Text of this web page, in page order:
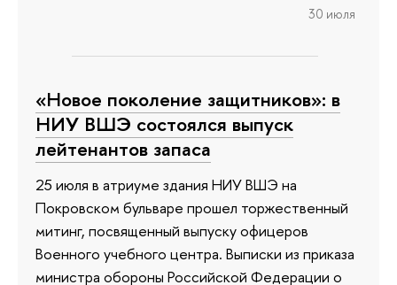
30 июля
«Новое поколение защитников»: в
НИУ ВШЭ состоялся выпуск
лейтенантов запаса
25 июля в атриуме здания НИУ ВШЭ на
Покровском бульваре прошел торжественный
митинг, посвященный выпуску офицеров
Военного учебного центра. Выписки из приказа
министра обороны Российской Федерации о